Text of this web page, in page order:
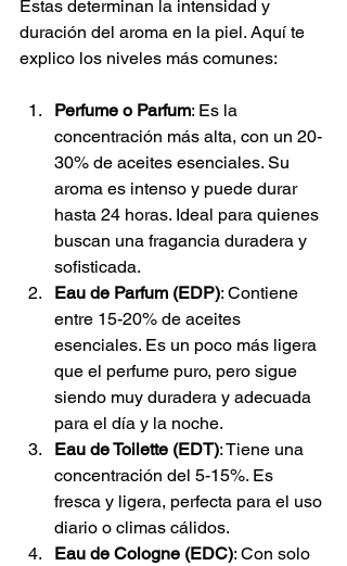
Estas determinan la intensidad y
duración del aroma en la piel. Aquí te
explico los niveles más comunes:
Perfume o Parfum: Es la
concentración más alta, con un 20-
30% de aceites esenciales. Su
aroma es intenso y puede durar
hasta 24 horas. Ideal para quienes
buscan una fragancia duradera y
sofisticada.
Eau de Parfum (EDP): Contiene
entre 15-20% de aceites
esenciales. Es un poco más ligera
que el perfume puro, pero sigue
siendo muy duradera y adecuada
para el día y la noche.
Eau de Toilette (EDT): Tiene una
concentración del 5-15%. Es
fresca y ligera, perfecta para el uso
diario o climas cálidos.
Eau de Cologne (EDC): Con solo